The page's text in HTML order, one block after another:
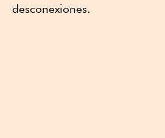
desconexiones.